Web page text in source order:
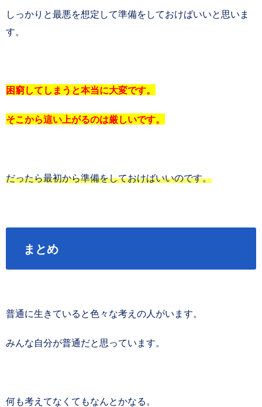
しっかりと最悪を想定して準備をしておけばいいと思いま
す。
困窮してしまうと本当に大変です。
そこから這い上がるのは厳しいです。
だったら最初から準備をしておけばいいのです。
まとめ
普通に生きていると色々な考えの人がいます。
みんな自分が普通だと思っています。
何も考えてなくてもなんとかなる。